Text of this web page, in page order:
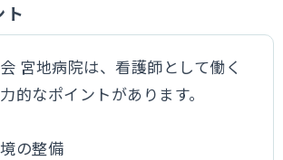
ト
宮地病院は、看護師として働く
的なポイントがあります。
の整備